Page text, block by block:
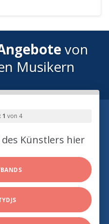
von
Musikern
von 4
Künstlers hier